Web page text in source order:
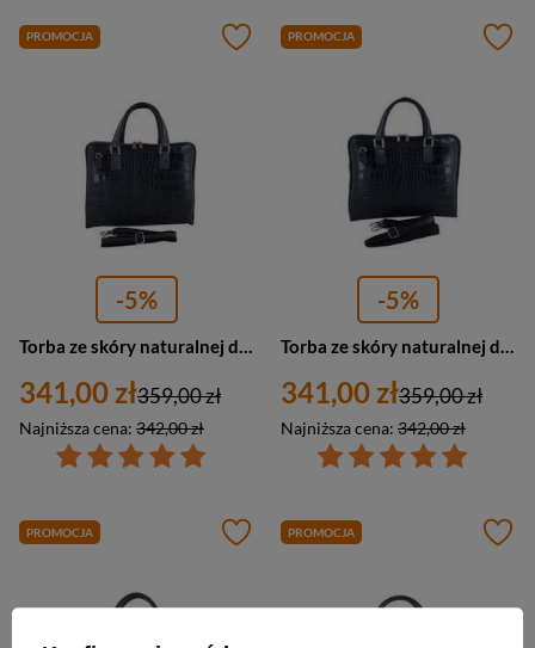
PROMOCJA
-5%
341,00 zł
Najniższa cena: 342,00 zł
359,00 zł
PROMOCJA
-5%
341,00 zł
Najniższa cena: 342,00 zł
359,00 zł
PROMOCJA PROMOCJA